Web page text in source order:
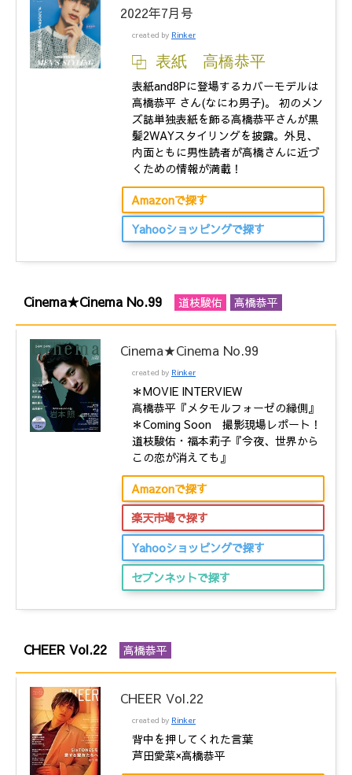
2022年7月号
created by Rinker
表紙 高橋恭平
表紙and8Pに登場するカバーモデルは
高橋恭平 さん(なにわ男子)。 初のメン
ズ誌単独表紙を飾る高橋恭平さんが黒
髪2WAYスタイリングを披露。外見、
内面ともに男性読者が高橋さんに近づ
くための情報が満載！
Amazonで探す
Yahooショッピングで探す
Cinema★Cinema No.99 道枝駿佑 高橋恭平
Cinema★Cinema No.99
created by Rinker
＊MOVIE INTERVIEW
高橋恭平『メタモルフォーゼの縁側』
＊Coming Soon 撮影現場レポート！
道枝駿佑・福本莉子『今夜、世界から
この恋が消えても』
Amazonで探す
楽天市場で探す
Yahooショッピングで探す
セブンネットで探す
CHEER Vol.22 高橋恭平
CHEER Vol.22
created by Rinker
背中を押してくれた言葉
芦田愛菜×高橋恭平